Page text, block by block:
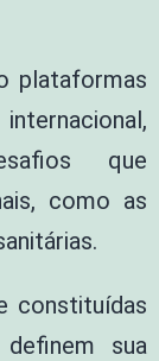
plataformas
que
como as
constituídas
sua